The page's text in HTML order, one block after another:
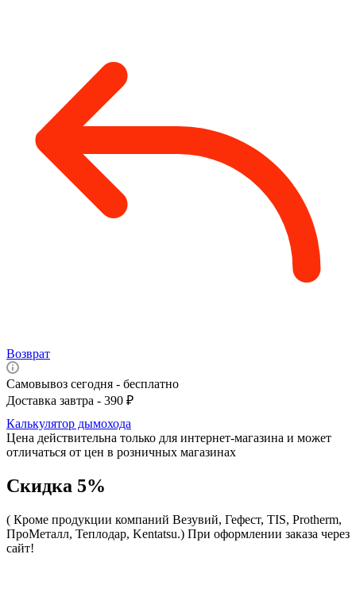
Возврат
Самовывоз сегодня - бесплатно
Доставка завтра - 390 ₽
Калькулятор дымохода
Цена действительна только для интернет-магазина и может
отличаться от цен в розничных магазинах
Скидка 5%
( Кроме продукции компаний Везувий, Гефест, TIS, Protherm,
ПроМеталл, Теплодар, Kentatsu.) При оформлении заказа через
сайт!